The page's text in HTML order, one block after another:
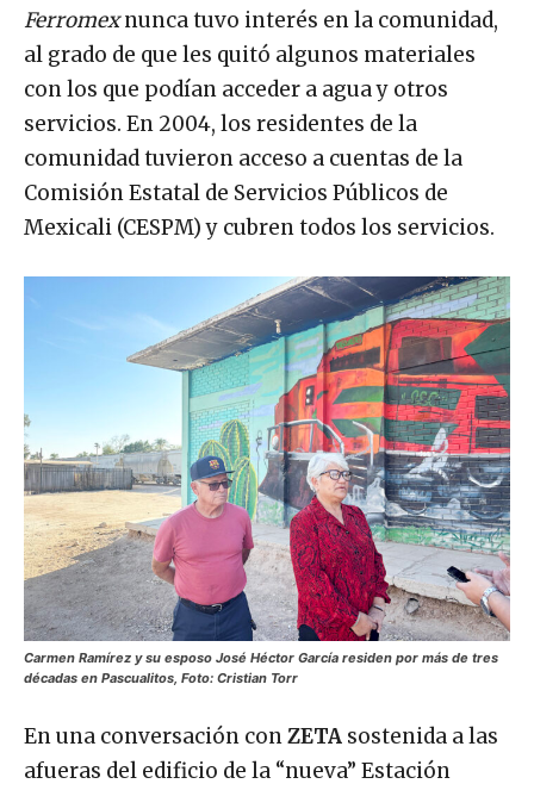
Ferromexnunca tuvo interés en la comunidad,
al grado de que les quitó algunos materiales
con los que podían acceder a agua y otros
servicios. En 2004, los residentes de la
comunidad tuvieron acceso a cuentas de la
Comisión Estatal de Servicios Públicos de
Mexicali (CESPM) y cubren todos los servicios.
Carmen Ramírez y su esposo José Héctor García residen por más de tres
décadas en Pascualitos, Foto: Cristian Torr
En una conversación conZETA sostenida a las
afueras del edificio de la “nueva” Estación